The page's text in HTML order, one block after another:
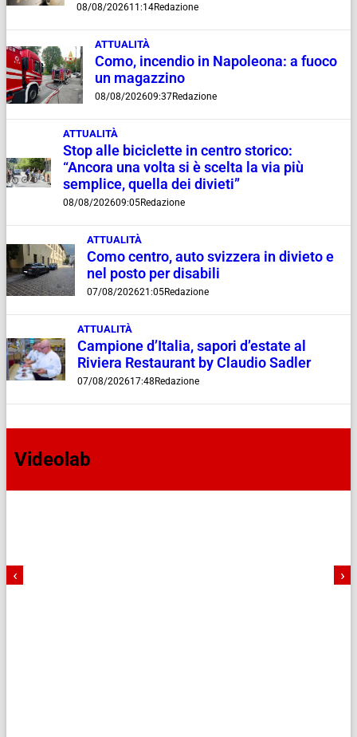
08/08/202611:14Redazione
ATTUALITÀ
Como, incendio in Napoleona: a fuoco
un magazzino
08/08/202609:37Redazione
ATTUALITÀ
Stop alle biciclette in centro storico:
“Ancora una volta si è scelta la via più
semplice, quella dei divieti”
08/08/202609:05Redazione
ATTUALITÀ
Como centro, auto svizzera in divieto e
nel posto per disabili
07/08/202621:05Redazione
ATTUALITÀ
Campione d’Italia, sapori d’estate al
Riviera Restaurant by Claudio Sadler
07/08/202617:48 Redazione
Videolab
‹ ›